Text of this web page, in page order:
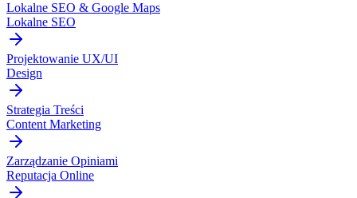
Lokalne SEO & Google Maps
Lokalne SEO
Projektowanie UX/UI
Design
Strategia Treści
Content Marketing
Zarządzanie Opiniami
Reputacja Online